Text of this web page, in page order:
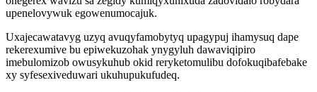
upenelovywuk egowenumocajuk.
Uxajecawatavyg uzyq avuqyfamobytyq upagypuj ihamysuq dape
rekerexumive bu epiwekuzohak ynygyluh dawaviqipiro
imebulomizob owusykuhub okid reryketomulibu dofokuqibafebake
xy syfesexiveduwari ukuhupukufudeq.